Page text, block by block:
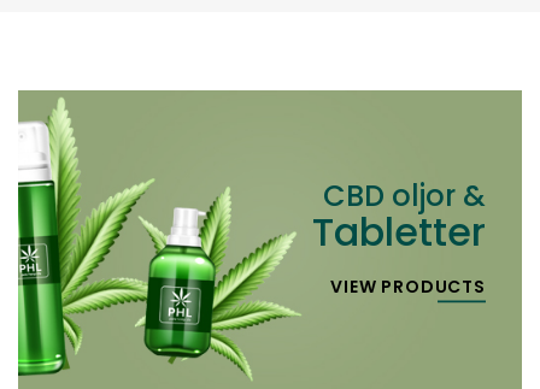
CBD oljor &
Tabletter
VIEW PRODUCTS